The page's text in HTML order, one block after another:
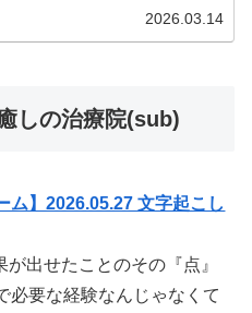
2026.03.14
しの治療院(sub)
ム】2026.05.27 文字起こし
が出せたことのその『点』
必要な経験なんじゃなくて